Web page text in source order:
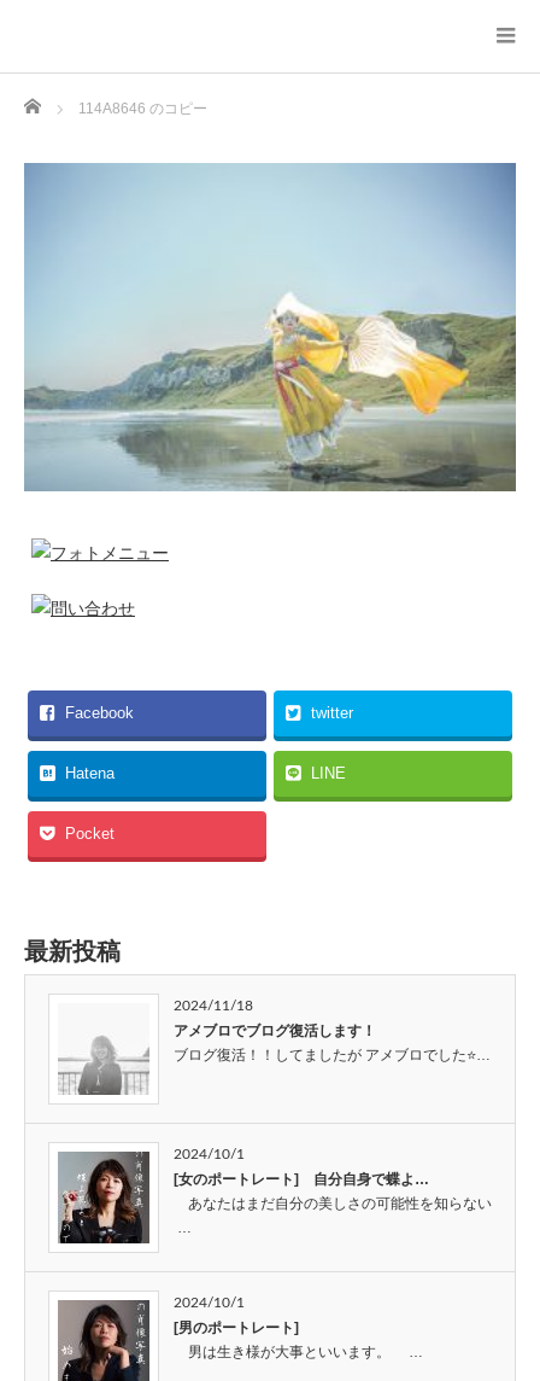
Home 114A8646 のコピー
Facebook twitter
Hatena LINE
Pocket
最新投稿
2024/11/18
アメブロでブログ復活します！
ブログ復活！！してましたが アメブロでした⭐…
2024/10/1
[女のポートレート] 自分自身で蝶よ…
あなたはまだ自分の美しさの可能性を知らない
…
2024/10/1
[男のポートレート]
男は生き様が大事といいます。 …